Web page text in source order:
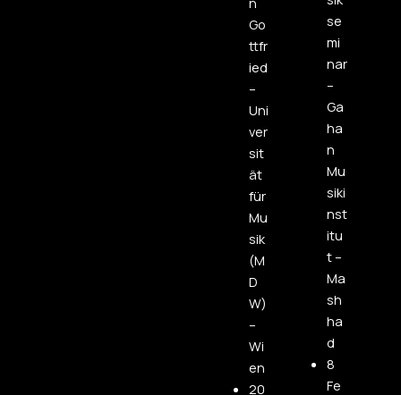
Go
ttfr
ied
–
Uni
ver
sit
ät
für
Mu
sik
(M
D
W)
–
Wi
en
20
se
mi
nar
–
Ga
ha
n
Mu
siki
nst
itu
t –
Ma
sh
ha
d
8
Fe